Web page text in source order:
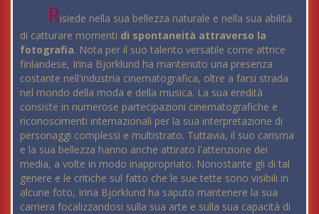
Risiede nella sua bellezza naturale e nella sua abilità
di catturare momenti di spontaneità attraverso la
fotografia. Nota per il suo talento versatile come attrice
finlandese, Irina Bjorklund ha mantenuto una presenza
costante nell'industria cinematografica, oltre a farsi strada
nel mondo della moda e della musica. La sua eredità
consiste in numerose partecipazioni cinematografiche e
riconoscimenti internazionali per la sua interpretazione di
personaggi complessi e multistrato. Tuttavia, il suo carisma
e la sua bellezza hanno anche attirato l'attenzione dei
media, a volte in modo inappropriato. Nonostante gli di tal
genere e le critiche sul fatto che le sue tette sono visibili in
alcune foto, Irina Bjorklund ha saputo mantenere la sua
carriera focalizzandosi sulla sua arte e sulla sua capacità di